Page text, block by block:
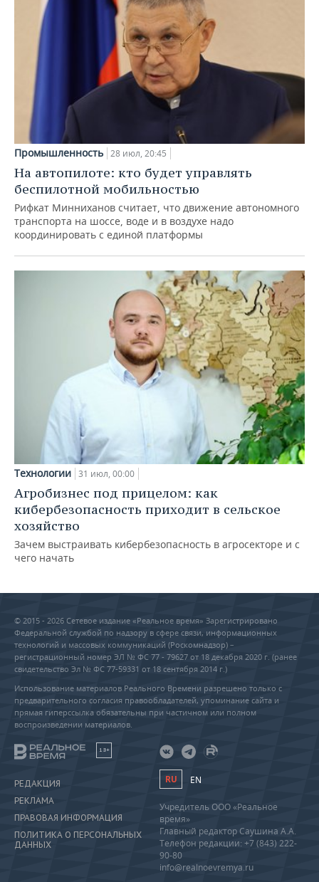
Промышленность 28 июл, 20:45
На автопилоте: кто будет управлять
беспилотной мобильностью
Рифкат Минниханов считает, что движение автономного
транспорта на шоссе, воде и в воздухе надо
координировать с единой платформы
Технологии 31 июл, 00:00
Агробизнес под прицелом: как
кибербезопасность приходит в сельское
хозяйство
Зачем выстраивать кибербезопасность в агросекторе и с
чего начать
© 2015 - 2026 Сетевое издание «Реальное время» Зарегистрировано
Федеральной службой по надзору в сфере связи, информационных
технологий и массовых коммуникаций (Роскомнадзор) –
регистрационный номер ЭЛ № ФС 77 - 79627 от 18 декабря 2020 г. (ранее
свидетельство Эл № ФС 77-59331 от 18 сентября 2014 г.)
Использование материалов Реального Времени разрешено только с
предварительного согласия правообладателей, упоминание сайта и
прямая гиперссылка обязательны при частичном или полном
воспроизведении материалов.
18+
РЕДАКЦИЯ
РЕКЛАМА
ПРАВОВАЯ ИНФОРМАЦИЯ
ПОЛИТИКА О ПЕРСОНАЛЬНЫХ
ДАННЫХ
RU EN
Учредитель ООО «Реальное
время»
Главный редактор Саушина А.А.
Телефон редакции: +7 (843) 222-
90-80
info@realnoevremya.ru